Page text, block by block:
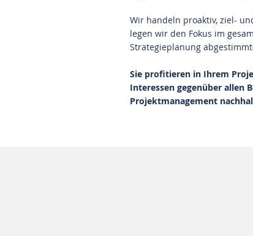
Wir handeln proaktiv, ziel-
legen wir den Fokus im
Strategieplanung
​Sie profitieren in Ihrem
Interessen gegenüber allen
Projektmanagement